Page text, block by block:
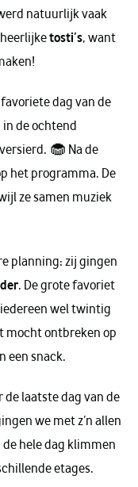
natuurlijk vaak
tosti’s, want
dag van de
de ochtend
🧁 Na de
het programma. De
ze samen muziek
planning: zij gingen
. De grote favoriet
wel twintig
mocht ontbreken op
een snack.
de laatste dag van de
we met z’n allen
hele dag klimmen
etages.